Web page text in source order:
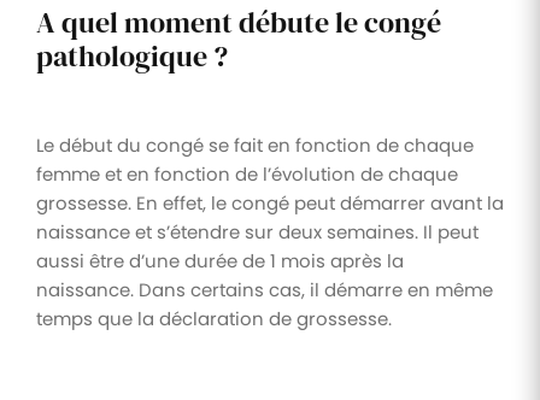
A quel moment débute le congé
pathologique ?
Le début du congé se fait en fonction de chaque
femme et en fonction de l’évolution de chaque
grossesse. En effet, le congé peut démarrer avant la
naissance et s’étendre sur deux semaines. Il peut
aussi être d’une durée de 1 mois après la
naissance. Dans certains cas, il démarre en même
temps que la déclaration de grossesse.